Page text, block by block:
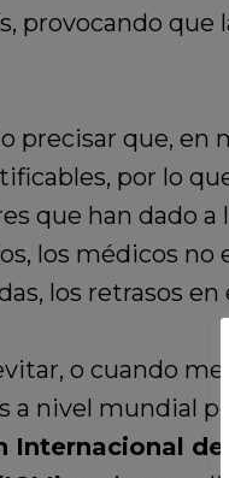
provocando que
precisar que, en
por lo
que han dado
los médicos no
los retrasos
o cuando
a nivel mundial
Internacional